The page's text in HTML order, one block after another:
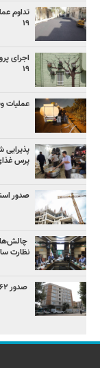
تداوم
۱۹
اجرای
۱۹
عملیات
پرس
صدور اسناد
نظارت
صدور ۶۲ پروانه ساختمانی در منطقه ۱۹ با میانگین زمان ۳۶ روز